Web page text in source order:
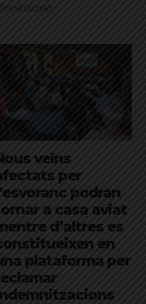
veïns
per
podran
a casa aviat
d’altres es
en
plataforma per